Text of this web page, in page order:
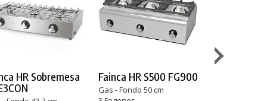
HR Sobremesa
Fainca HR S500 FG900
Gas - Fondo 50 cm